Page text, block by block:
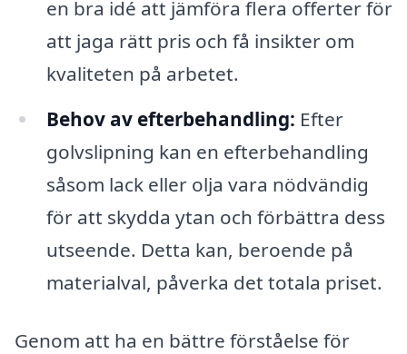
en bra idé att jämföra flera offerter för
att jaga rätt pris och få insikter om
kvaliteten på arbetet.
Behov av efterbehandling: Efter
golvslipning kan en efterbehandling
såsom lack eller olja vara nödvändig
för att skydda ytan och förbättra dess
utseende. Detta kan, beroende på
materialval, påverka det totala priset.
Genom att ha en bättre förståelse för